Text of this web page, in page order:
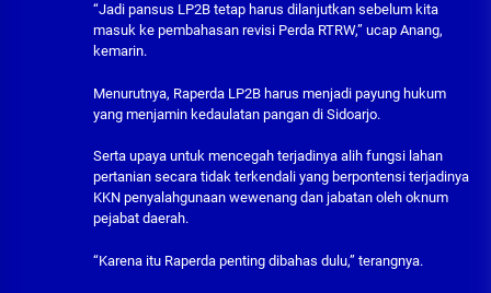
“Jadi pansus LP2B tetap harus dilanjutkan sebelum kita
masuk ke pembahasan revisi Perda RTRW,” ucap Anang,
kemarin.
Menurutnya, Raperda LP2B harus menjadi payung hukum
yang menjamin kedaulatan pangan di Sidoarjo.
Serta upaya untuk mencegah terjadinya alih fungsi lahan
pertanian secara tidak terkendali yang berpontensi terjadinya
KKN penyalahgunaan wewenang dan jabatan oleh oknum
pejabat daerah.
“Karena itu Raperda penting dibahas dulu,” terangnya.